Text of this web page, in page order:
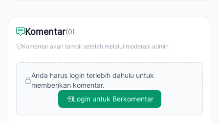
Komentar(0)
Komentar akan tampil setelah melalui moderasi admin
Anda harus login terlebih dahulu untuk
memberikan komentar.
Login untuk Berkomentar